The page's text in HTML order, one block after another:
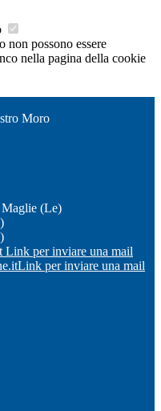
non possono essere
nella pagina della cookie
Moro
(Le)
Link per inviare una mail
Link per inviare una mail